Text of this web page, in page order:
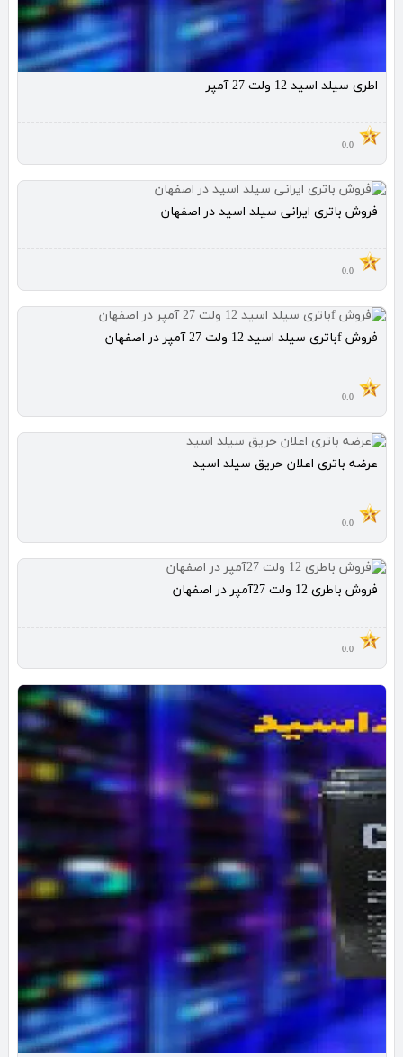
اطری سیلد اسید 12 ولت 27 آمپر
0.0
فروش باتری ایرانی سیلد اسید در اصفهان
0.0
فروش fباتری سیلد اسید 12 ولت 27 آمپر در اصفهان
0.0
عرضه باتری اعلان حریق سیلد اسید
0.0
فروش باطری 12 ولت 27آمپر در اصفهان
0.0